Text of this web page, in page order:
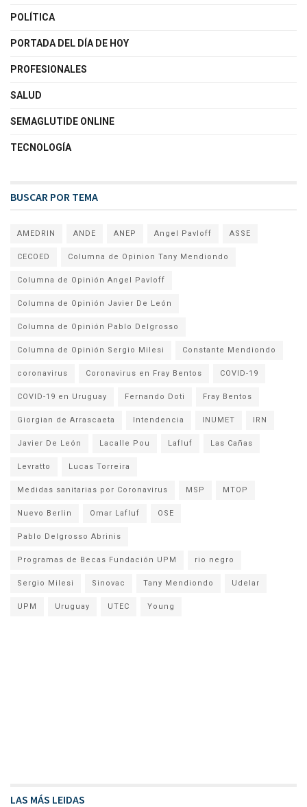
POLÍTICA
PORTADA DEL DÍA DE HOY
PROFESIONALES
SALUD
SEMAGLUTIDE ONLINE
TECNOLOGÍA
BUSCAR POR TEMA
AMEDRIN ANDE ANEP Angel Pavloff ASSE
CECOED Columna de Opinion Tany Mendiondo
Columna de Opinión Angel Pavloff
Columna de Opinión Javier De León
Columna de Opinión Pablo Delgrosso
Columna de Opinión Sergio Milesi Constante Mendiondo
coronavirus Coronavirus en Fray Bentos COVID-19
COVID-19 en Uruguay Fernando Doti Fray Bentos
Giorgian de Arrascaeta Intendencia INUMET IRN
Javier De León Lacalle Pou Lafluf Las Cañas
Levratto Lucas Torreira
Medidas sanitarias por Coronavirus MSP MTOP
Nuevo Berlin Omar Lafluf OSE
Pablo Delgrosso Abrinis
Programas de Becas Fundación UPM rio negro
Sergio Milesi Sinovac Tany Mendiondo Udelar
UPM Uruguay UTEC Young
LAS MÁS LEIDAS